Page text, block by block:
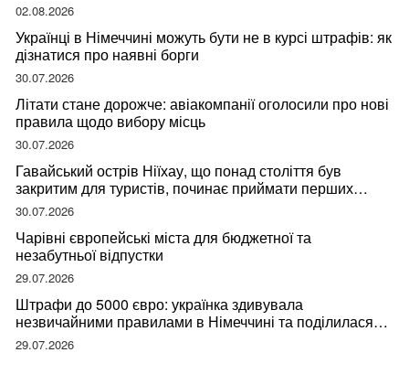
02.08.2026
Українці в Німеччині можуть бути не в курсі штрафів: як
дізнатися про наявні борги
30.07.2026
Літати стане дорожче: авіакомпанії оголосили про нові
правила щодо вибору місць
30.07.2026
Гавайський острів Ніїхау, що понад століття був
закритим для туристів, починає приймати перших
відвідувачів
30.07.2026
Чарівні європейські міста для бюджетної та
незабутньої відпустки
29.07.2026
Штрафи до 5000 євро: українка здивувала
незвичайними правилами в Німеччині та поділилася
правдою
29.07.2026